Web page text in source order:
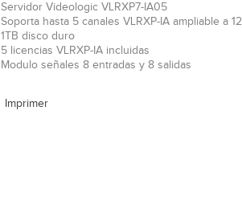
Servidor Videologic VLRXP7-IA05
Soporta hasta 5 canales VLRXP-IA ampliable a 12
1TB disco duro
5 licencias VLRXP-IA incluidas
Modulo señales 8 entradas y 8 salidas
Imprimer